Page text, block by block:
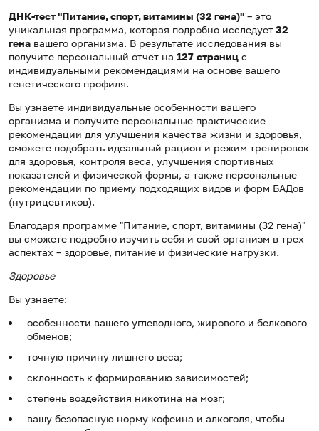
ДНК-тест "Питание, спорт, витамины (32 гена)" – это
уникальная программа, которая подробно исследует32
гена вашего организма. В результате исследования вы
получите персональный отчет на 127 страниц с
индивидуальными рекомендациями на основе вашего
генетического профиля.
Вы узнаете индивидуальные особенности вашего
организма и получите персональные практические
рекомендации для улучшения качества жизни и здоровья,
сможете подобрать идеальный рацион и режим тренировок
для здоровья, контроля веса, улучшения спортивных
показателей и физической формы, а также персональные
рекомендации по приему подходящих видов и форм БАДов
(нутрицевтиков).
Благодаря программе "Питание, спорт, витамины (32 гена)"
вы сможете подробно изучить себя и свой организм в трех
аспектах – здоровье, питание и физические нагрузки.
Здоровье
Вы узнаете:
особенности вашего углеводного, жирового и белкового
обменов;
точную причину лишнего веса;
склонность к формированию зависимостей;
степень воздействия никотина на мозг;
вашу безопасную норму кофеина и алкоголя, чтобы